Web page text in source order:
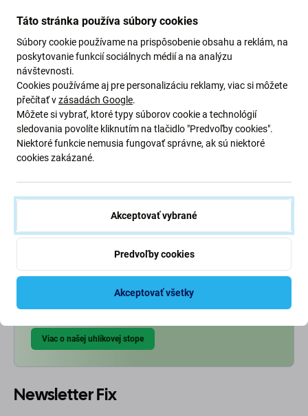
SKLADOM 1 ks SKLADOM 1 ks
Ekológia na prvom mieste
chránili našu planétu. Prečítajte si viac o tom, ako
prispôsobujeme naše procesy, aby sme znížili našu stopu.
Viac o našej uhlíkovej stope
Newsletter Fix
Táto stránka používa súbory cookies
Súbory cookie používame na prispôsobenie obsahu a reklám, na
poskytovanie funkcií sociálnych médií a na analýzu
návštevnosti.
Cookies používáme aj pre personalizáciu reklamy, viac si môžete
přečítať vzásadách Google.
Môžete si vybrať, ktoré typy súborov cookie a technológií
sledovania povolíte kliknutím na tlačidlo "Predvoľby cookies".
Niektoré funkcie nemusia fungovať správne, ak sú niektoré
cookies zakázané.
Akceptovať vybrané
Predvoľby cookies
Akceptovať všetky